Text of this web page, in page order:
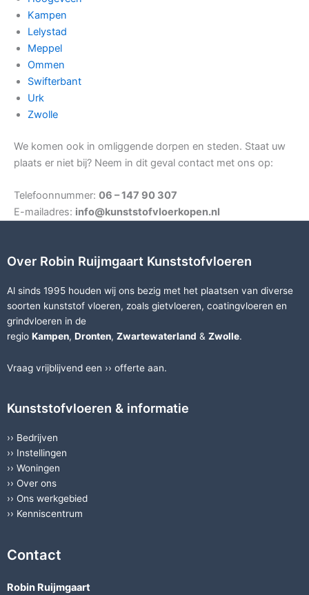
Kampen
Lelystad
Meppel
Ommen
Swifterbant
Urk
Zwolle
We komen ook in omliggende dorpen en steden. Staat uw
plaats er niet bij? Neem in dit geval contact met ons op:
Telefoonnummer: 06 – 147 90 307
E-mailadres: info@kunststofvloerkopen.nl
Over Robin Ruijmgaart Kunststofvloeren
Al sinds 1995 houden wij ons bezig met het plaatsen van diverse
soorten kunststof vloeren, zoals gietvloeren, coatingvloeren en
grindvloeren in de
regio Kampen, Dronten, Zwartewaterland & Zwolle.
Vraag vrijblijvend een ›› offerte aan.
Kunststofvloeren & informatie
›› Bedrijven
›› Instellingen
›› Woningen
›› Over ons
›› Ons werkgebied
›› Kenniscentrum
Contact
Robin Ruijmgaart